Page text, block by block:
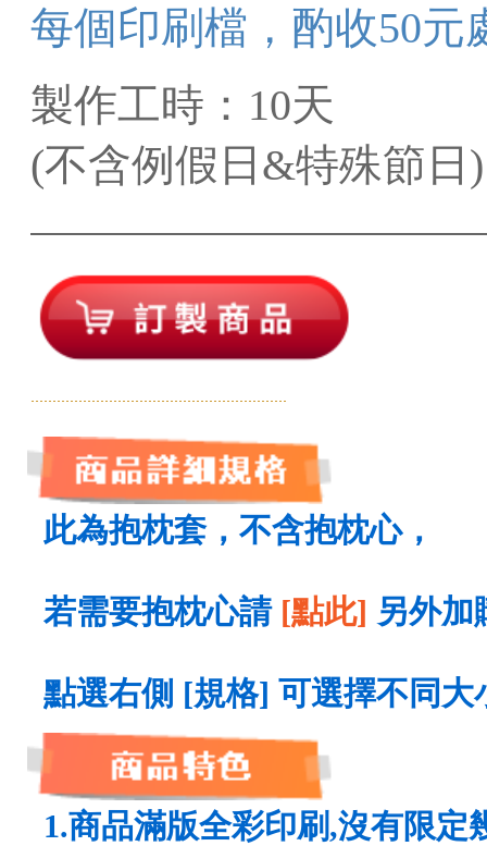
每個印刷檔，酌收50元
製作工時： 10天
(不含例假日&特殊節日)
此為抱枕套，不含抱枕心，
若需要抱枕心請[點此] 另外加
點選右側 [規格] 可選擇不同大
1.商品滿版全彩印刷,沒有限定